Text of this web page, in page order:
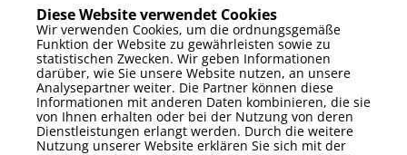
Zusatzausstattung
Bügeleisen
Bettwäsche und
Handtücher
Gartenmöbel
Zeig mehr
Zusätzliche Eigenschaften
Diese Website verwendet Cookies
Wir verwenden Cookies, um die ordnungsgemäße
Funktion der Website zu gewährleisten sowie zu
statistischen Zwecken. Wir geben Informationen
darüber, wie Sie unsere Website nutzen, an unsere
Analysepartner weiter. Die Partner können diese
Informationen mit anderen Daten kombinieren, die sie
von Ihnen erhalten oder bei der Nutzung von deren
Dienstleistungen erlangt werden. Durch die weitere
Nutzung unserer Website erklären Sie sich mit der